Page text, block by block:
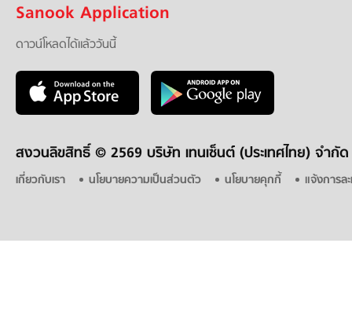
Sanook Application
ดาวน์โหลดได้แล้ววันนี้
สงวนลิขสิทธิ์ © 2569 บริษัท เทนเซ็นต์ (ประเทศไทย) จำกัด
เกี่ยวกับเรา นโยบายความเป็นส่วนตัว นโยบายคุกกี้ แจ้งการล